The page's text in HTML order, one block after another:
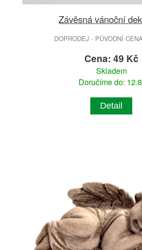
Závěsná vánoční
DOPRODEJ - PŮVODNÍ
Cena: 49 Kč
Skladem
Doručíme do:
Detail